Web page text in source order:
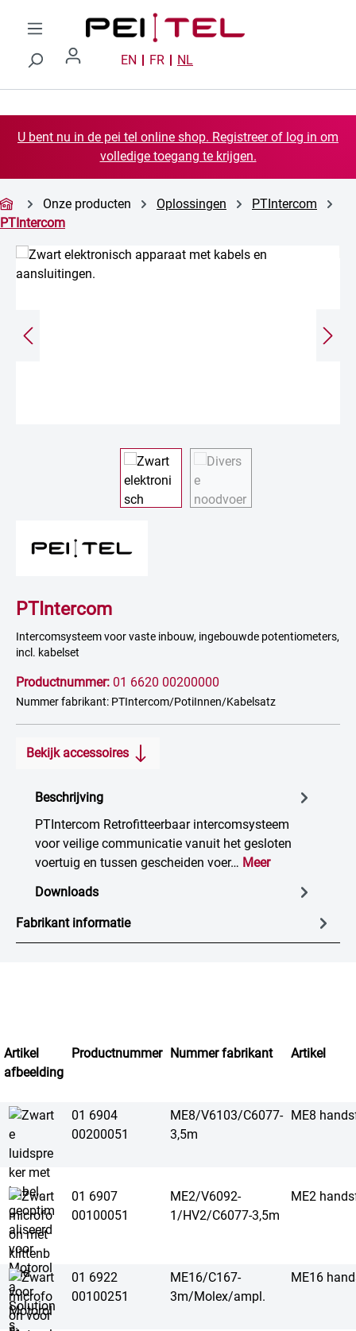
Ga naar de hoofdinhoud
EN FR NL
U bent nu in de pei tel online shop. Registreer of log in om
volledige toegang te krijgen.
Onze producten Oplossingen
PTIntercom
PTIntercom
Afbeeldingengalerij overslaan
PTIntercom
Intercomsysteem voor vaste inbouw, ingebouwde potentiometers,
incl. kabelset
Productnummer: 01 6620 00200000
Nummer fabrikant: PTIntercom/PotiInnen/Kabelsatz
Bekijk accessoires
Beschrijving
PTIntercom Retrofitteerbaar intercomsysteem
voor veilige communicatie vanuit het gesloten
voertuig en tussen gescheiden voer… Meer
Downloads
Fabrikant informatie
Artikel
afbeelding
Productnummer Nummer fabrikant Artikel
01 6904
00200051
ME8/V6103/C6077-
3,5m
ME8
01 6907
00100051
ME2/V6092-
1/HV2/C6077-3,5m
ME2
01 6922
00100251
ME16/C167-
3m/Molex/ampl.
ME16